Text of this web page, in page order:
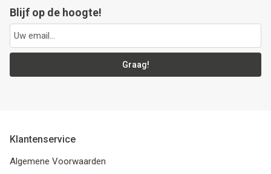
Blijf op de hoogte!
Graag!
Klantenservice
Algemene Voorwaarden